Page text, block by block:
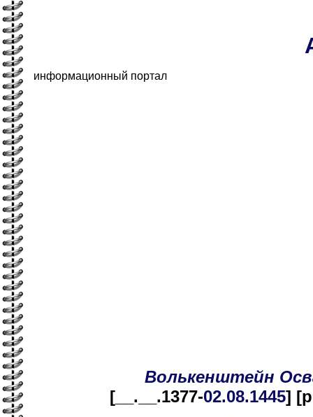
информационный портал
Волькенштейн
[__.__.1377-02.08.1445]